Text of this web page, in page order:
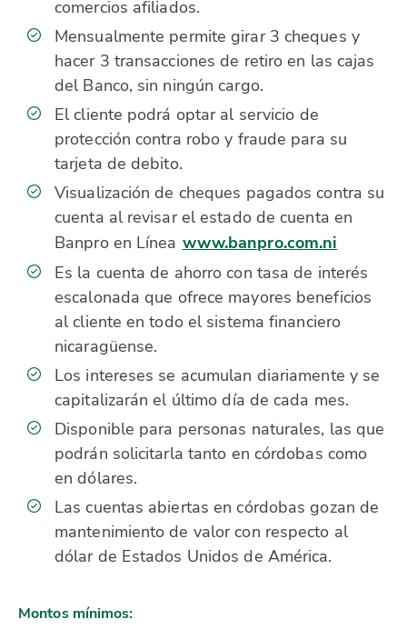
comercios afiliados.
Mensualmente permite girar 3 cheques y
hacer 3 transacciones de retiro en las cajas
del Banco, sin ningún cargo.
El cliente podrá optar al servicio de
protección contra robo y fraude para su
tarjeta de debito.
Visualización de cheques pagados contra su
cuenta al revisar el estado de cuenta en
Banpro en Línea www.banpro.com.ni
Es la cuenta de ahorro con tasa de interés
escalonada que ofrece mayores beneficios
al cliente en todo el sistema financiero
nicaragüense.
Los intereses se acumulan diariamente y se
capitalizarán el último día de cada mes.
Disponible para personas naturales, las que
podrán solicitarla tanto en córdobas como
en dólares.
Las cuentas abiertas en córdobas gozan de
mantenimiento de valor con respecto al
dólar de Estados Unidos de América.
Montos mínimos: